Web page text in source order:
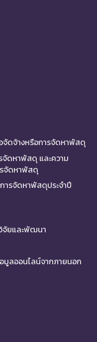
จัดจ้างหรือการจัดหาพัสดุ
จัดหาพัสดุ และความ
จัดหาพัสดุ
ารจัดหาพัสดุประจำปี
จัยและพัฒนา
มูลออนไลน์จากภายนอก